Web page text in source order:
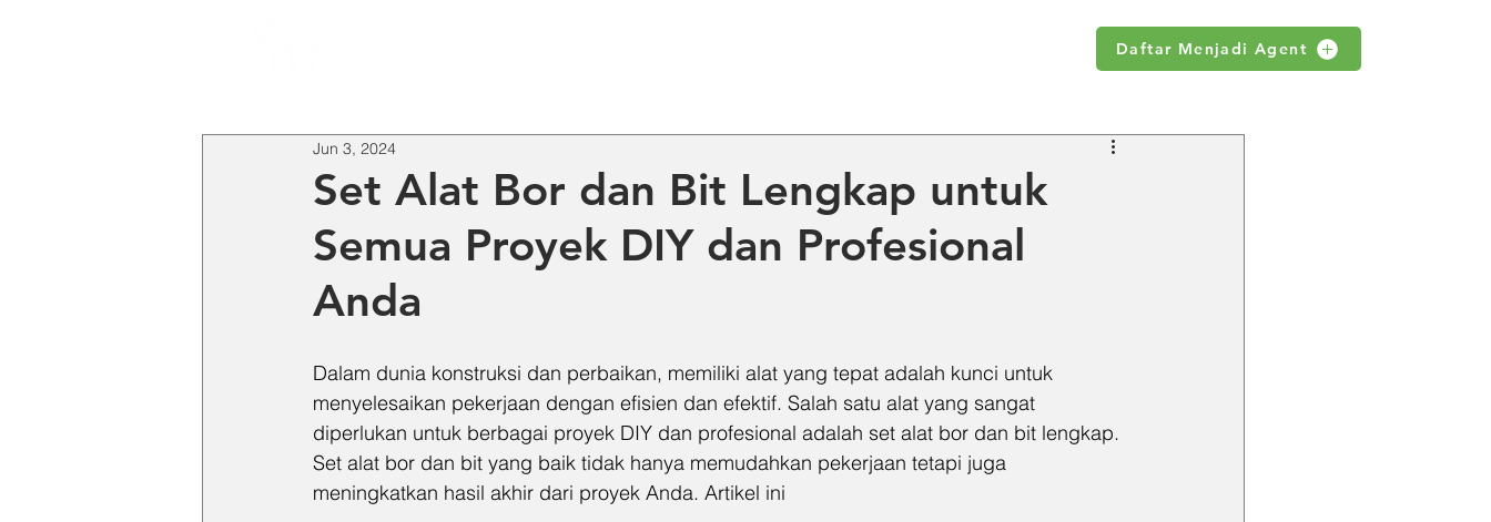
Daftar Menjadi Agent
Set Alat Bor dan Bit Lengkap untuk
Semua Proyek DIY dan Profesional
Anda
Jun 3, 2024
Dalam dunia konstruksi dan perbaikan, memiliki alat yang tepat adalah kunci untuk
menyelesaikan pekerjaan dengan efisien dan efektif. Salah satu alat yang sangat
diperlukan untuk berbagai proyek DIY dan profesional adalah set alat bor dan bit lengkap.
Set alat bor dan bit yang baik tidak hanya memudahkan pekerjaan tetapi juga
meningkatkan hasil akhir dari proyek Anda. Artikel ini